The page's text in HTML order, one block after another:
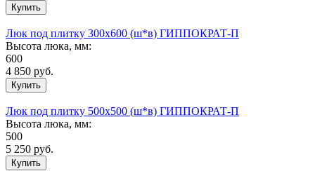
Люк под плитку 300х600 (ш*в) ГИППОКРАТ-П
Высота люка, мм:
600
4 850 руб.
Люк под плитку 500х500 (ш*в) ГИППОКРАТ-П
Высота люка, мм:
500
5 250 руб.